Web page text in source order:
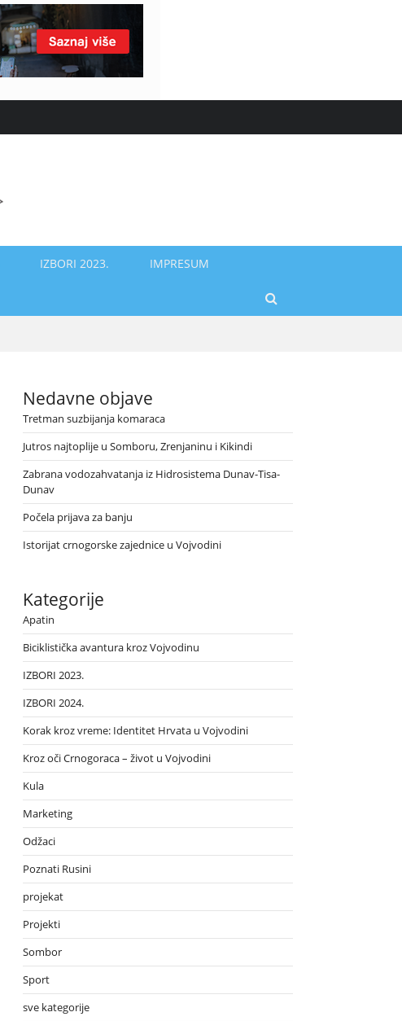
IZBORI 2023. IMPRESUM
Nedavne objave
Tretman suzbijanja komaraca
Jutros najtoplije u Somboru, Zrenjaninu i Kikindi
Zabrana vodozahvatanja iz Hidrosistema Dunav-Tisa-
Dunav
Počela prijava za banju
Istorijat crnogorske zajednice u Vojvodini
Kategorije
Apatin
Biciklistička avantura kroz Vojvodinu
IZBORI 2023.
IZBORI 2024.
Korak kroz vreme: Identitet Hrvata u Vojvodini
Kroz oči Crnogoraca – život u Vojvodini
Kula
Marketing
Odžaci
Poznati Rusini
projekat
Projekti
Sombor
Sport
sve kategorije